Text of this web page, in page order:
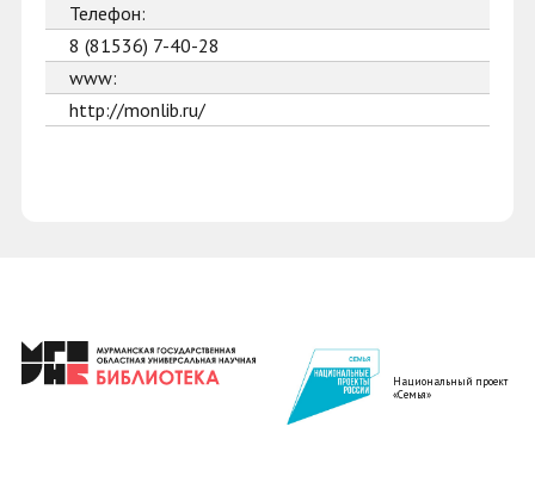
Телефон:
8 (81536) 7-40-28
www:
http://monlib.ru/
Национальный проект
«Семья»